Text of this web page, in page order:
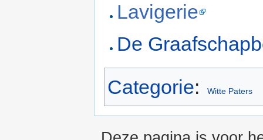
Lavigerie
De
Categorie: Witte Paters